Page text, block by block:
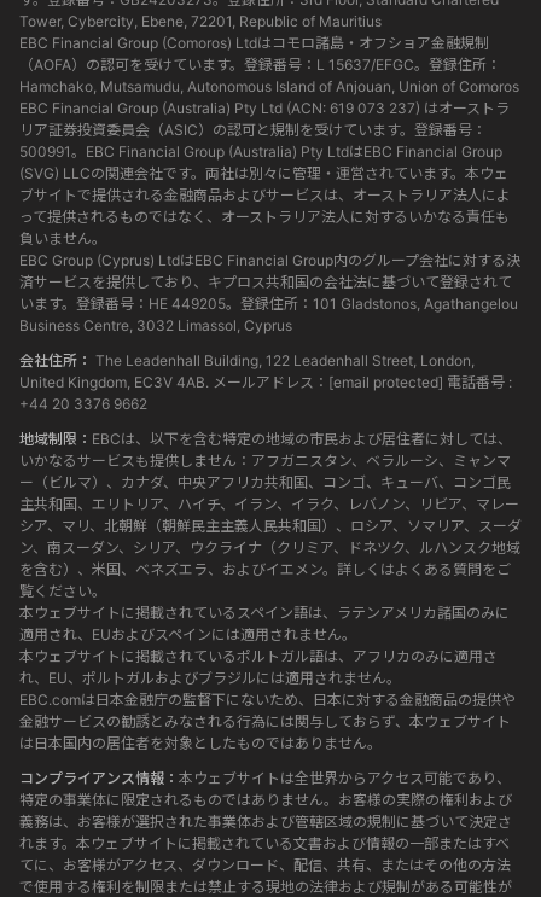
Tower, Cybercity, Ebene, 72201, Republic of Mauritius
EBC Financial Group (Comoros) Ltdはコモロ諸島・オフショア金融規制
（AOFA）の認可を受けています。登録番号：L 15637/EFGC。登録住所：
Hamchako, Mutsamudu, Autonomous Island of Anjouan, Union of Comoros
EBC Financial Group (Australia) Pty Ltd (ACN: 619 073 237) はオーストラ
リア証券投資委員会（ASIC）の認可と規制を受けています。登録番号：
500991。EBC Financial Group (Australia) Pty LtdはEBC Financial Group
(SVG) LLCの関連会社です。両社は別々に管理・運営されています。本ウェ
ブサイトで提供される金融商品およびサービスは、オーストラリア法人によ
って提供されるものではなく、オーストラリア法人に対するいかなる責任も
負いません。
EBC Group (Cyprus) LtdはEBC Financial Group内のグループ会社に対する決
済サービスを提供しており、キプロス共和国の会社法に基づいて登録されて
います。登録番号：HE 449205。登録住所：101 Gladstonos, Agathangelou
Business Centre, 3032 Limassol, Cyprus
会社住所： The Leadenhall Building, 122 Leadenhall Street, London,
United Kingdom, EC3V 4AB. メールアドレス： [email protected] 電話番号 :
+44 20 3376 9662
地域制限： EBCは、以下を含む特定の地域の市民および居住者に対しては、
いかなるサービスも提供しません：アフガニスタン、ベラルーシ、ミャンマ
ー（ビルマ）、カナダ、中央アフリカ共和国、コンゴ、キューバ、コンゴ民
主共和国、エリトリア、ハイチ、イラン、イラク、レバノン、リビア、マレー
シア、マリ、北朝鮮（朝鮮民主主義人民共和国）、ロシア、ソマリア、スーダ
ン、南スーダン、シリア、ウクライナ（クリミア、ドネツク、ルハンスク地域
を含む）、米国、ベネズエラ、およびイエメン。詳しくはよくある質問をご
覧ください。
本ウェブサイトに掲載されているスペイン語は、ラテンアメリカ諸国のみに
適用され、EUおよびスペインには適用されません。
本ウェブサイトに掲載されているポルトガル語は、アフリカのみに適用さ
れ、EU、ポルトガルおよびブラジルには適用されません。
EBC.comは日本金融庁の監督下にないため、日本に対する金融商品の提供や
金融サービスの勧誘とみなされる行為には関与しておらず、本ウェブサイト
は日本国内の居住者を対象としたものではありません。
コンプライアンス情報： 本ウェブサイトは全世界からアクセス可能であり、
特定の事業体に限定されるものではありません。お客様の実際の権利および
義務は、お客様が選択された事業体および管轄区域の規制に基づいて決定さ
れます。本ウェブサイトに掲載されている文書および情報の一部またはすべ
てに、お客様がアクセス、ダウンロード、配信、共有、またはその他の方法
で使用する権利を制限または禁止する現地の法律および規制がある可能性が